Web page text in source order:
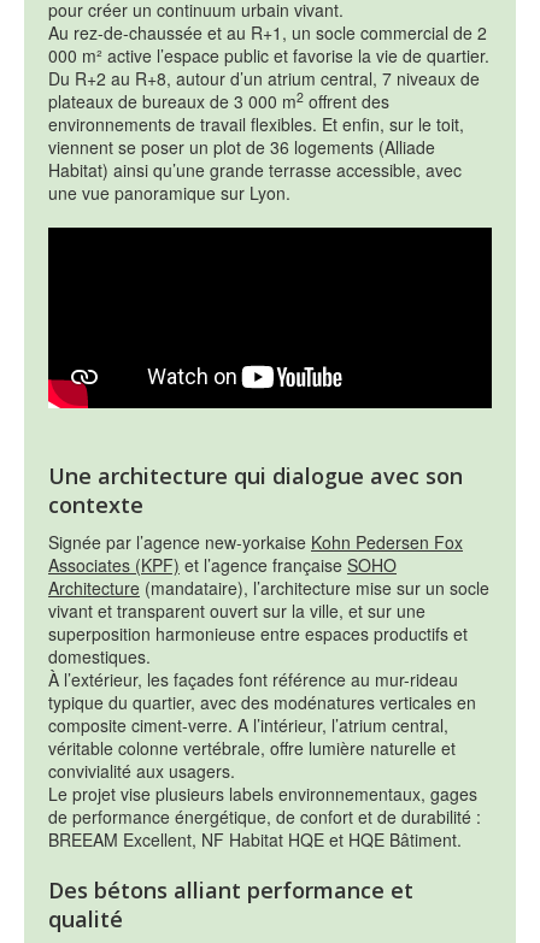
pour créer un continuum urbain vivant.
Au rez-de-chaussée et au R+1, un socle commercial de 2
000 m² active l’espace public et favorise la vie de quartier.
Du R+2 au R+8, autour d’un atrium central, 7 niveaux de
plateaux de bureaux de 3 000 m2 offrent des
environnements de travail flexibles. Et enfin, sur le toit,
viennent se poser un plot de 36 logements (Alliade
Habitat) ainsi qu’une grande terrasse accessible, avec
une vue panoramique sur Lyon.
Une architecture qui dialogue avec son
contexte
Signée par l’agence new-yorkaise Kohn Pedersen Fox
Associates (KPF) et l’agence française SOHO
Architecture (mandataire), l’architecture mise sur un socle
vivant et transparent ouvert sur la ville, et sur une
superposition harmonieuse entre espaces productifs et
domestiques.
À l’extérieur, les façades font référence au mur-rideau
typique du quartier, avec des modénatures verticales en
composite ciment-verre. A l’intérieur, l’atrium central,
véritable colonne vertébrale, offre lumière naturelle et
convivialité aux usagers.
Le projet vise plusieurs labels environnementaux, gages
de performance énergétique, de confort et de durabilité :
BREEAM Excellent, NF Habitat HQE et HQE Bâtiment.
Des bétons alliant performance et
qualité